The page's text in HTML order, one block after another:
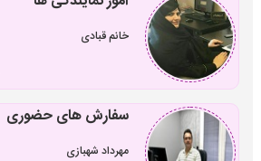
خانم قبادی
سفارش های حضوری
مهرداد شهبازی